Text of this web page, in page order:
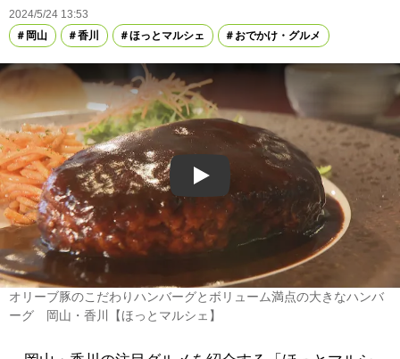
2024/5/24 13:53
岡山
香川 ほっとマルシェ おでかけ・グルメ
Play
オリーブ豚のこだわりハンバーグとボリューム満点の大きなハンバ
ーグ 岡山・香川【ほっとマルシェ】